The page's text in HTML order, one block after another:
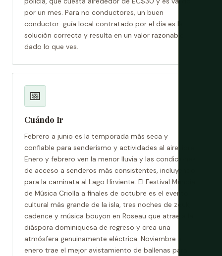
por un mes. Para no conductores, un buen
conductor-guía local contratado por el día es la
solución correcta y resulta en un valor razonable
dado lo que ves.
📅
Cuándo Ir
Febrero a junio es la temporada más seca y
confiable para senderismo y actividades al aire libre.
Enero y febrero ven la menor lluvia y las condiciones
de acceso a senderos más consistentes, incluyendo
para la caminata al Lago Hirviente. El Festival Mundial
de Música Criolla a finales de octubre es el evento
cultural más grande de la isla, tres noches de zouk,
cadence y música bouyon en Roseau que atrae a la
diáspora dominiquesa de regreso y crea una
atmósfera genuinamente eléctrica. Noviembre a
enero trae el mejor avistamiento de ballenas para